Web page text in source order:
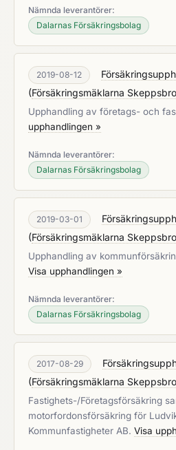
Nämnda leverantörer:
Dalarnas Försäkringsbolag
2019-08-12
(Försäkringsmäklarna
Upphandling av företags- och
upphandlingen »
Nämnda leverantörer:
Dalarnas Försäkringsbolag
2019-03-01
(Försäkringsmäklarna
Upphandling av
Visa upphandlingen »
Nämnda leverantörer:
Dalarnas Försäkringsbolag
2017-08-29
(Försäkringsmäklarna
Fastighets-/Företagsförsäkring
motorfordonsförsäkring för
Kommunfastigheter AB. Visa